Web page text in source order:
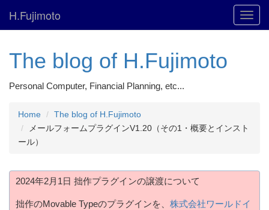
H.Fujimoto
The blog of H.Fujimoto
Personal Computer, Financial Planning, etc...
Home
The blog of H.Fujimoto
メールフォームプラグインV1.20（その1・概要とインスト
ール）
2024年2月1日 拙作プラグインの譲渡について
拙作のMovable Typeのプラグインを、 株式会社ワールドイ